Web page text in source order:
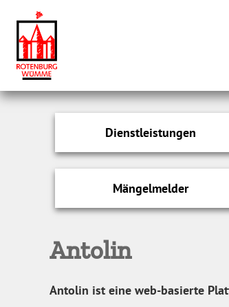
Dienstleistungen
Mängelmelder
Antolin
Antolin ist eine web-basierte